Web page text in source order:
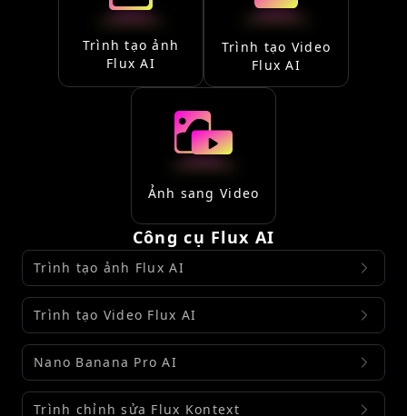
Trình tạo ảnh
Flux AI
Trình tạo Video
Flux AI
Ảnh sang Video
Công cụ Flux AI
Trình tạo ảnh Flux AI
Trình tạo Video Flux AI
Nano Banana Pro AI
Trình chỉnh sửa Flux Kontext